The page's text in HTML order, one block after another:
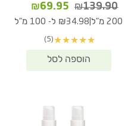
₪139.90
המחיר
המקורי
₪139.90.
₪69.95
המחיר
הנוכחי
200 מ"ל ₪34.98 ל- 100 מ"ל
★
★
★
★
★
(5)